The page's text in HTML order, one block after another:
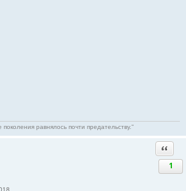
равнялось почти предательству."
1